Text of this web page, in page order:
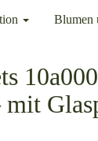
Blumen